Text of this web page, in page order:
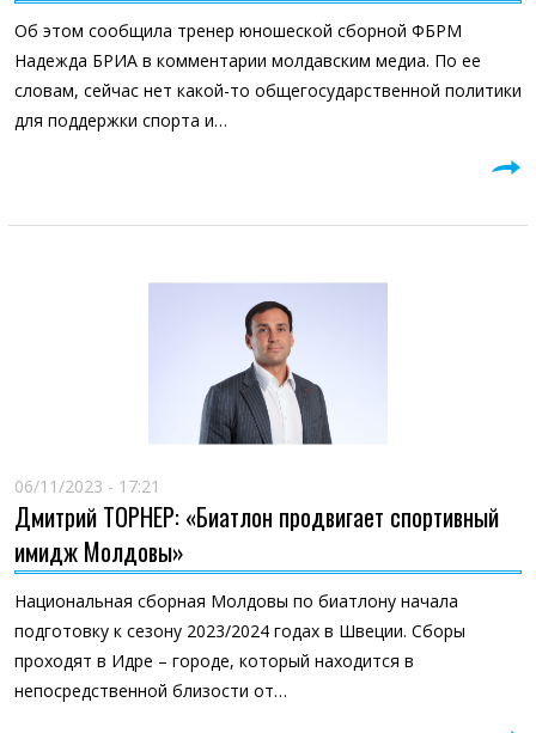
Об этом сообщила тренер юношеской сборной ФБРМ
Надежда БРИА в комментарии молдавским медиа. По ее
словам, сейчас нет какой-то общегосударственной политики
для поддержки спорта и…
06/11/2023 - 17:21
Дмитрий ТОРНЕР: «Биатлон продвигает спортивный
имидж Молдовы»
Национальная сборная Молдовы по биатлону начала
подготовку к сезону 2023/2024 годах в Швеции. Сборы
проходят в Идре – городе, который находится в
непосредственной близости от…